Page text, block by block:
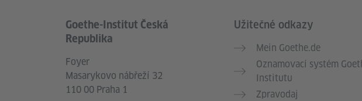
Service- und Informationsbereich
Goethe-Institut Česká
Republika
Foyer
Masarykovo nábřeží 32
110 00 Praha 1
Užitečné odkazy
Mein Goethe.de
Oznamovací systém
Institutu
Zpravodaj